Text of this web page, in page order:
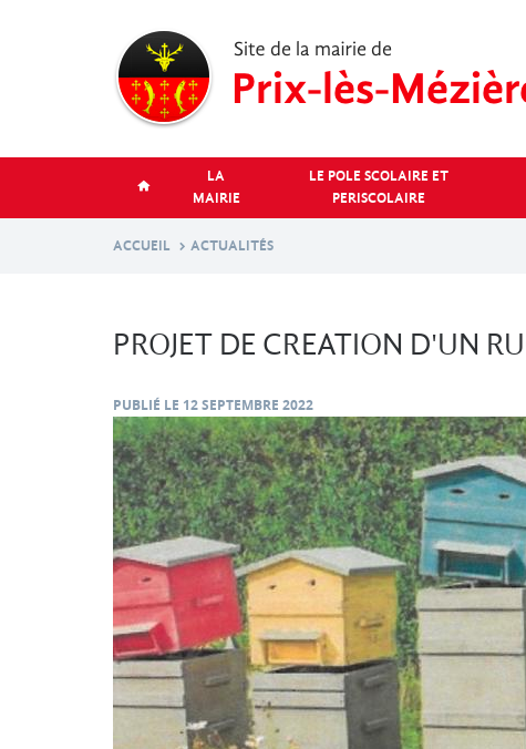
LA
MAIRIE
LE POLE SCOLAIRE ET
PERISCOLAIRE
ACCUEIL ACTUALITÉS
PROJET DE CREATION D'UN
PUBLIÉ LE 12 SEPTEMBRE 2022